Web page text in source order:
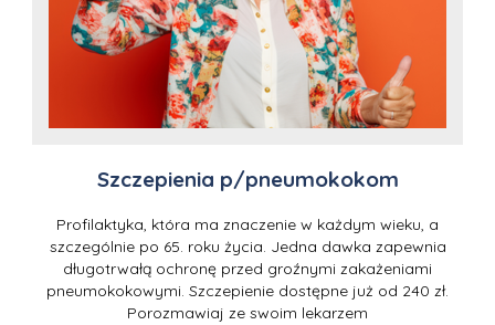
Szczepienia p/pneumokokom
Profilaktyka, która ma znaczenie w każdym wieku, a
szczególnie po 65. roku życia. Jedna dawka zapewnia
długotrwałą ochronę przed groźnymi zakażeniami
pneumokokowymi. Szczepienie dostępne już od 240 zł.
Porozmawiaj ze swoim lekarzem